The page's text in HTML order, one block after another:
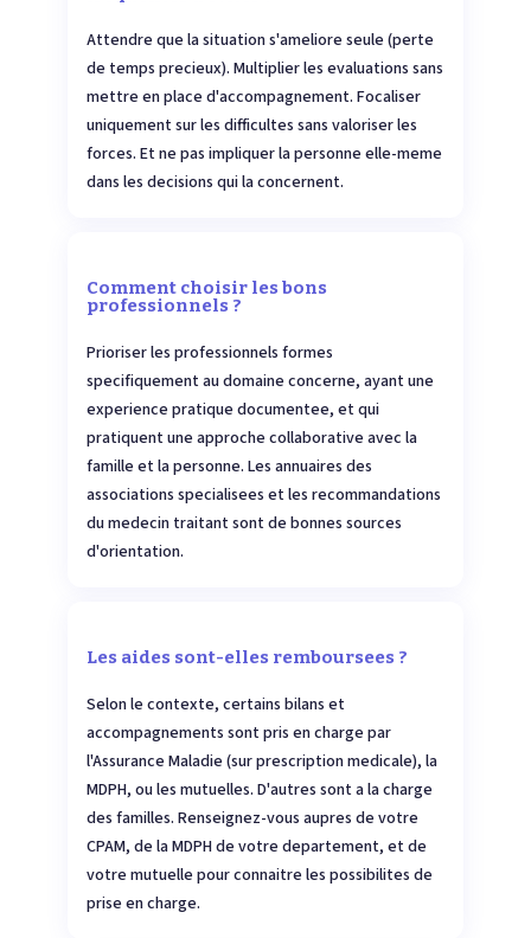
Attendre que la situation s'ameliore seule (perte
de temps precieux). Multiplier les evaluations sans
mettre en place d'accompagnement. Focaliser
uniquement sur les difficultes sans valoriser les
forces. Et ne pas impliquer la personne elle-meme
dans les decisions qui la concernent.
Comment choisir les bons
professionnels ?
Prioriser les professionnels formes
specifiquement au domaine concerne, ayant une
experience pratique documentee, et qui
pratiquent une approche collaborative avec la
famille et la personne. Les annuaires des
associations specialisees et les recommandations
du medecin traitant sont de bonnes sources
d'orientation.
Les aides sont-elles remboursees ?
Selon le contexte, certains bilans et
accompagnements sont pris en charge par
l'Assurance Maladie (sur prescription medicale), la
MDPH, ou les mutuelles. D'autres sont a la charge
des familles. Renseignez-vous aupres de votre
CPAM, de la MDPH de votre departement, et de
votre mutuelle pour connaitre les possibilites de
prise en charge.